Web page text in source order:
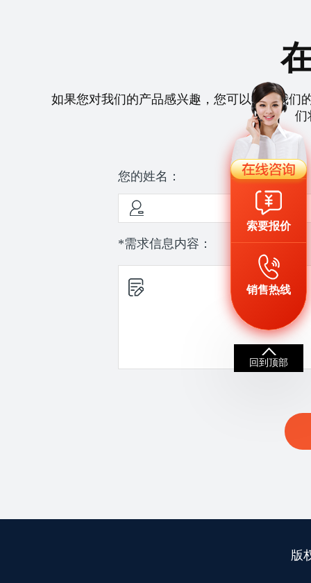
如果您对我们的产品感兴趣，您可以拨打我们
们
您的姓名：
*需求信息内容：
版
索要报价
销售热线
回到顶部